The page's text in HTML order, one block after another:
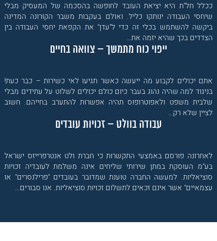
ככלל חל"ת היא יציאת העובד לחופשה בהסכמה של המעסיק מבלי
שיחסי העבודה ינותקו כליל. ואולם בעקבות משבר הקורונה המדינה
ביקשה להשתמש בכלי זה כדי ל"עדן" את הקפאת יחסי העבודה בין
הצדדים בכך שהיא יזמה את…
ייפוי כוח מתמשך – צוואה בחיים
אתם יכולים לקבוע מה ייעשה כאשר תגיעו לאי כשירות – כבר כעת!
בניגוד למה שהיה נהוג בעבר כיום כולם יכולים לשלוט על עתידים מבלי
שלבית משפט ולאפוטרופוס תהיה אפשרות להתערב בחייהם. חשוב
לציין שלא רק…
עבודה בוולט – זכויות עובדים
לאחרונה פורסם באמצעי התקשרות כי חברת ולט אנטרפרייזס ישראל
בע"מ העוסקת במתן שירותי שליחים אינה משלמת לעובדיה זכויות
סוציאליות. למעשה החברה טוענת שמדובר בעובדים "פרילנסרים" או
עצמאיים" אשר אינם זכאים לתשלום זכויות סוציאליות. אנו סבורים…